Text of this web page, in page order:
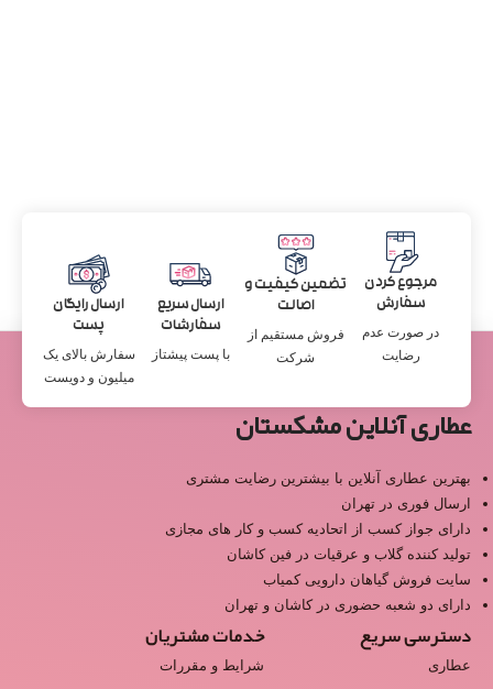
مرجوع کردن
سفارش
در صورت عدم
رضایت
تضمین کیفیت و
اصالت
فروش مستقیم از
شرکت
ارسال سریع
سفارشات
با پست پیشتاز
ارسال رایگان
پست
سفارش بالای یک
میلیون و دویست
عطاری آنلاین مشکستان
بهترین عطاری آنلاین با بیشترین رضایت مشتری
ارسال فوری در تهران
دارای جواز کسب از اتحادیه کسب و کار های مجازی
تولید کننده گلاب و عرقیات در فین کاشان
سایت فروش گیاهان دارویی کمیاب
دارای دو شعبه حضوری در کاشان و تهران
دسترسی سریع
عطاری
خدمات مشتریان
شرایط و مقررات